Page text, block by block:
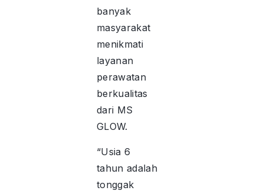
banyak
masyarakat
menikmati
layanan
perawatan
berkualitas
dari MS
GLOW.
“Usia 6
tahun adalah
tonggak